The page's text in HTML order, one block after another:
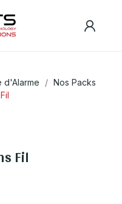
d'Alarme
Nos Packs
Fil